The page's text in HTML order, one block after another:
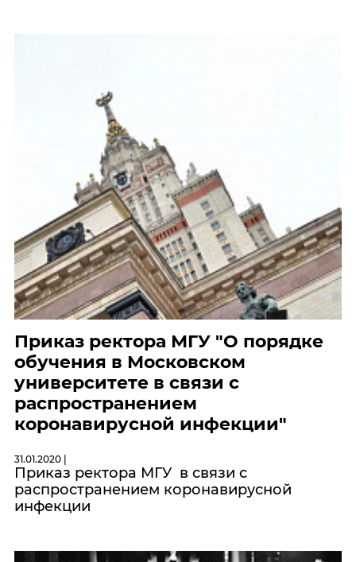
Приказ ректора МГУ "О порядке
обучения в Московском
университете в связи с
распространением
коронавирусной инфекции"
31.01.2020 |
Приказ ректора МГУ в связи с
распространением коронавирусной
инфекции